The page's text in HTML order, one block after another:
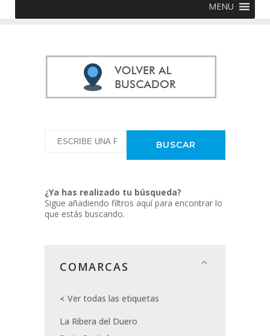
MENU
¿Ya has realizado tu búsqueda?
Sigue añadiendo filtros aquí para encontrar lo
que estás buscando.
COMARCAS
Ver todas las etiquetas
La Ribera del Duero